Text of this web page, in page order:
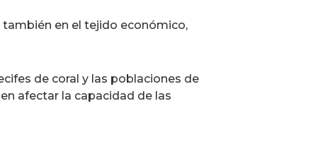
también en el tejido económico,
de coral y las poblaciones de
afectar la capacidad de las